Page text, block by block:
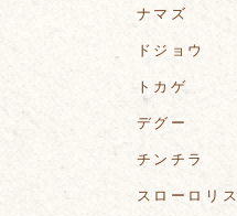
ナマズ
ドジョウ
トカゲ
デグー
チンチラ
スローロリス